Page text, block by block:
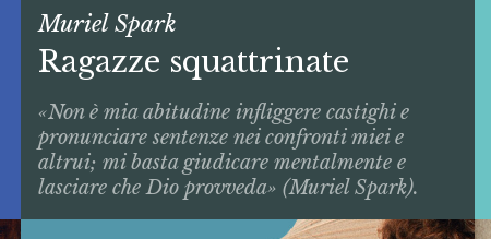
Muriel Spark
Ragazze squattrinate
«Non è mia abitudine infliggere castighi e
pronunciare sentenze nei confronti miei e
altrui; mi basta giudicare mentalmente e
lasciare che Dio provveda» (Muriel Spark).